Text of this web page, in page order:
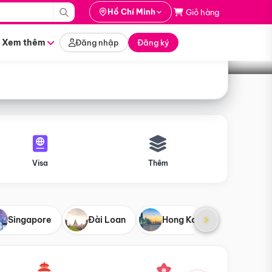
Hồ Chí Minh Giỏ hàng
Xem thêm Đăng nhập Đăng ký
Tìm tour
Visa Thêm
Singapore Đài Loan Hong Kong